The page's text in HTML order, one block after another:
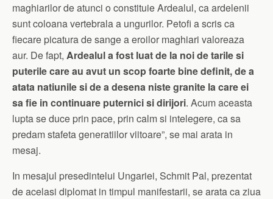
maghiarilor de atunci o constituie Ardealul, ca ardelenii
sunt coloana vertebrala a ungurilor. Petofi a scris ca
fiecare picatura de sange a eroilor maghiari valoreaza
aur. De fapt, Ardealul a fost luat de la noi de tarile si
puterile care au avut un scop foarte bine definit, de a
atata natiunile si de a desena niste granite la care ei
sa fie in continuare puternici si dirijori. Acum aceasta
lupta se duce prin pace, prin calm si intelegere, ca sa
predam stafeta generatiilor viitoare”, se mai arata in
mesaj.
In mesajul presedintelui Ungariei, Schmit Pal, prezentat
de acelasi diplomat in timpul manifestarii, se arata ca ziua